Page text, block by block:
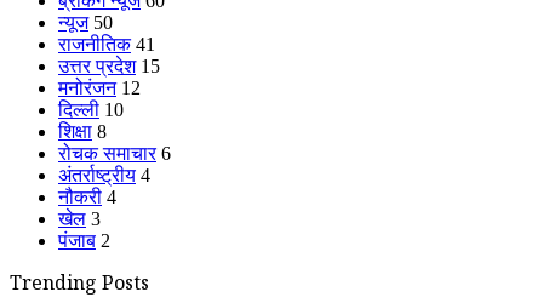
न्यूज 50
राजनीतिक 41
उत्तर प्रदेश 15
मनोरंजन 12
दिल्ली 10
शिक्षा 8
रोचक समाचार 6
अंतर्राष्ट्रीय 4
नौकरी 4
खेल 3
पंजाब 2
Trending Posts